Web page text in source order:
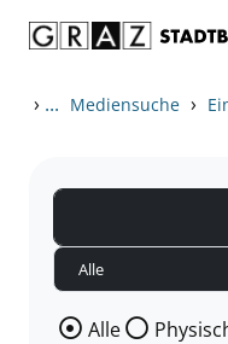
› ... Mediensuche ›
Wählen Sie die
Alle